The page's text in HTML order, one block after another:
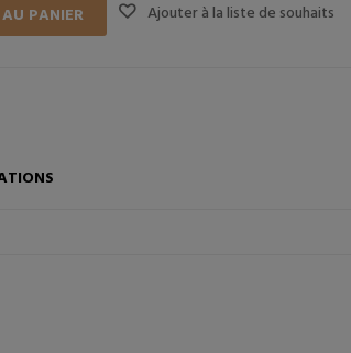
PANIER Ajouter à la liste de souhaits